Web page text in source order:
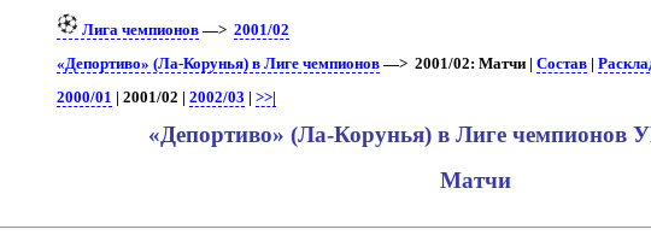
Лига чемпионов—> 2001/02
«Депортиво» (Ла-Корунья) в Лиге чемпионов—> 2001/02: Матчи | Состав|
2000/01 | 2001/02 | 2002/03 | >>|
«Депортиво» (Ла-Корунья) в Лиге чемпионов
Матчи